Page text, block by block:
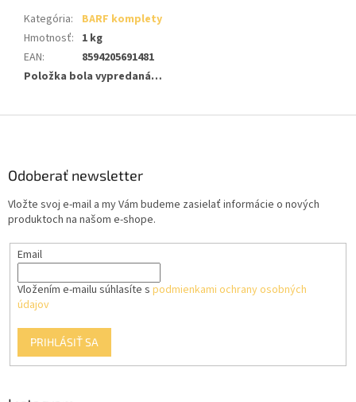
Kategória:
BARF komplety
Hmotnosť: 1 kg
EAN:
8594205691481
Položka bola vypredaná…
Odoberať newsletter
Vložte svoj e-mail a my Vám budeme zasielať informácie o nových
produktoch na našom e-shope.
Email
Vložením e-mailu súhlasíte s podmienkami ochrany osobných
údajov
PRIHLÁSIŤ SA